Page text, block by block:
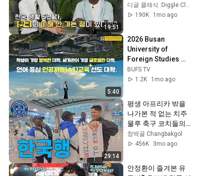
19:51
confused a young
man from
디글 클래식 :Diggle Classic
190K
1mo ago
5:40
2026 Busan
University of
Foreign Studies
Official
Promotional Video
BUFS TV
1.2K
1mo ago
29:14
평생 아프리카 밖을
나가본 적 없는 치주
물루 축구 코치들의
인생 첫 비행
창박골 Changbakgol
456K
3mo ago
안정환이 즐겨본 유